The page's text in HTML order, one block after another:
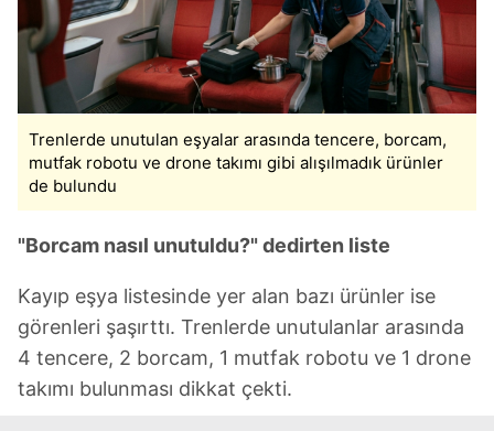
Trenlerde unutulan eşyalar arasında tencere, borcam,
mutfak robotu ve drone takımı gibi alışılmadık ürünler
de bulundu
"Borcam nasıl unutuldu?" dedirten liste
Kayıp eşya listesinde yer alan bazı ürünler ise
görenleri şaşırttı. Trenlerde unutulanlar arasında
4 tencere, 2 borcam, 1 mutfak robotu ve 1 drone
takımı bulunması dikkat çekti.